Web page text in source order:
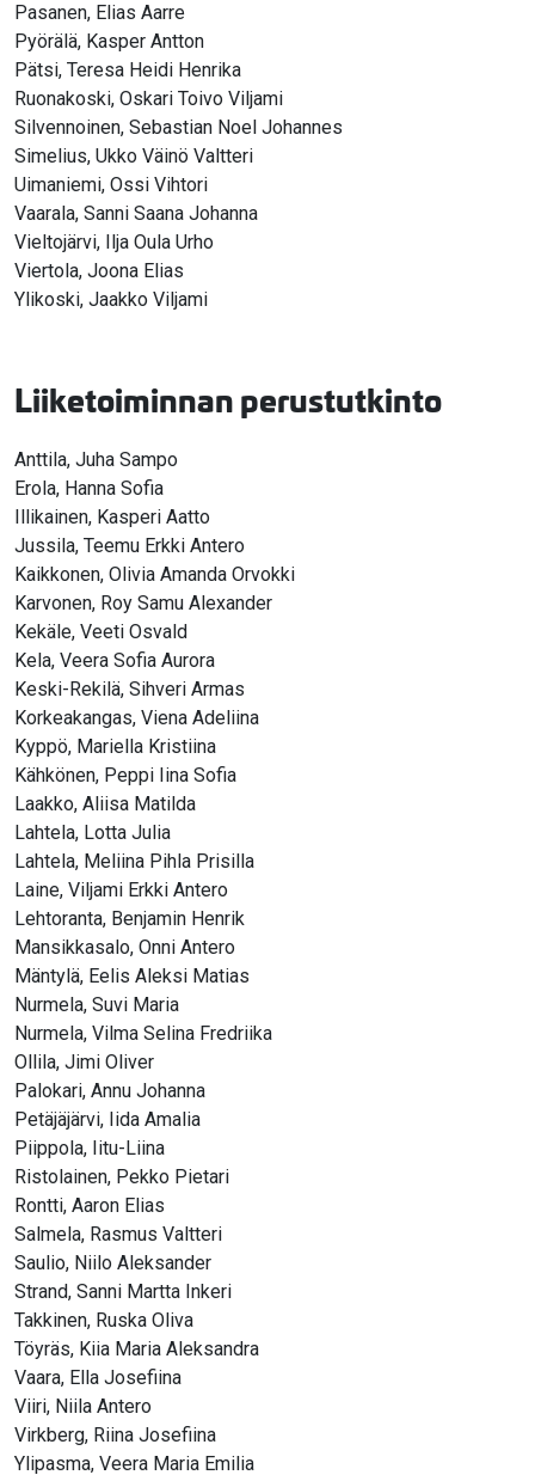
Pasanen, Elias Aarre
Pyörälä, Kasper Antton
Pätsi, Teresa Heidi Henrika
Ruonakoski, Oskari Toivo Viljami
Silvennoinen, Sebastian Noel Johannes
Simelius, Ukko Väinö Valtteri
Uimaniemi, Ossi Vihtori
Vaarala, Sanni Saana Johanna
Vieltojärvi, Ilja Oula Urho
Viertola, Joona Elias
Ylikoski, Jaakko Viljami
Liiketoiminnan perustutkinto
Anttila, Juha Sampo
Erola, Hanna Sofia
Illikainen, Kasperi Aatto
Jussila, Teemu Erkki Antero
Kaikkonen, Olivia Amanda Orvokki
Karvonen, Roy Samu Alexander
Kekäle, Veeti Osvald
Kela, Veera Sofia Aurora
Keski-Rekilä, Sihveri Armas
Korkeakangas, Viena Adeliina
Kyppö, Mariella Kristiina
Kähkönen, Peppi Iina Sofia
Laakko, Aliisa Matilda
Lahtela, Lotta Julia
Lahtela, Meliina Pihla Prisilla
Laine, Viljami Erkki Antero
Lehtoranta, Benjamin Henrik
Mansikkasalo, Onni Antero
Mäntylä, Eelis Aleksi Matias
Nurmela, Suvi Maria
Nurmela, Vilma Selina Fredriika
Ollila, Jimi Oliver
Palokari, Annu Johanna
Petäjäjärvi, Iida Amalia
Piippola, Iitu-Liina
Ristolainen, Pekko Pietari
Rontti, Aaron Elias
Salmela, Rasmus Valtteri
Saulio, Niilo Aleksander
Strand, Sanni Martta Inkeri
Takkinen, Ruska Oliva
Töyräs, Kiia Maria Aleksandra
Vaara, Ella Josefiina
Viiri, Niila Antero
Virkberg, Riina Josefiina
Ylipasma, Veera Maria Emilia